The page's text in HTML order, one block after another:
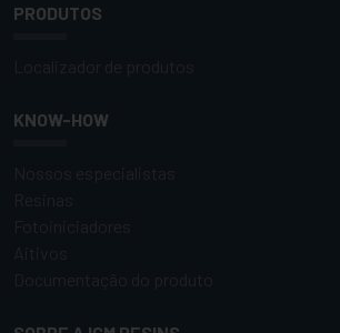
PRODUTOS
KNOW-HOW